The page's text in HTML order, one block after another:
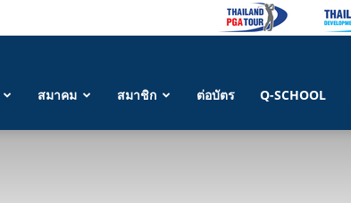
สมาคม สมาชิก ต่อบัตร Q-SCHOOL